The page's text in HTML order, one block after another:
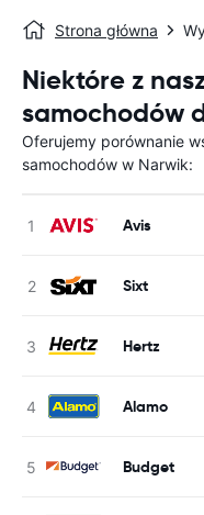
Strona główna
Niektóre z
samochodów
Oferujemy porównanie
samochodów w Narwik:
Avis
Sixt
Hertz
Alamo
Budget